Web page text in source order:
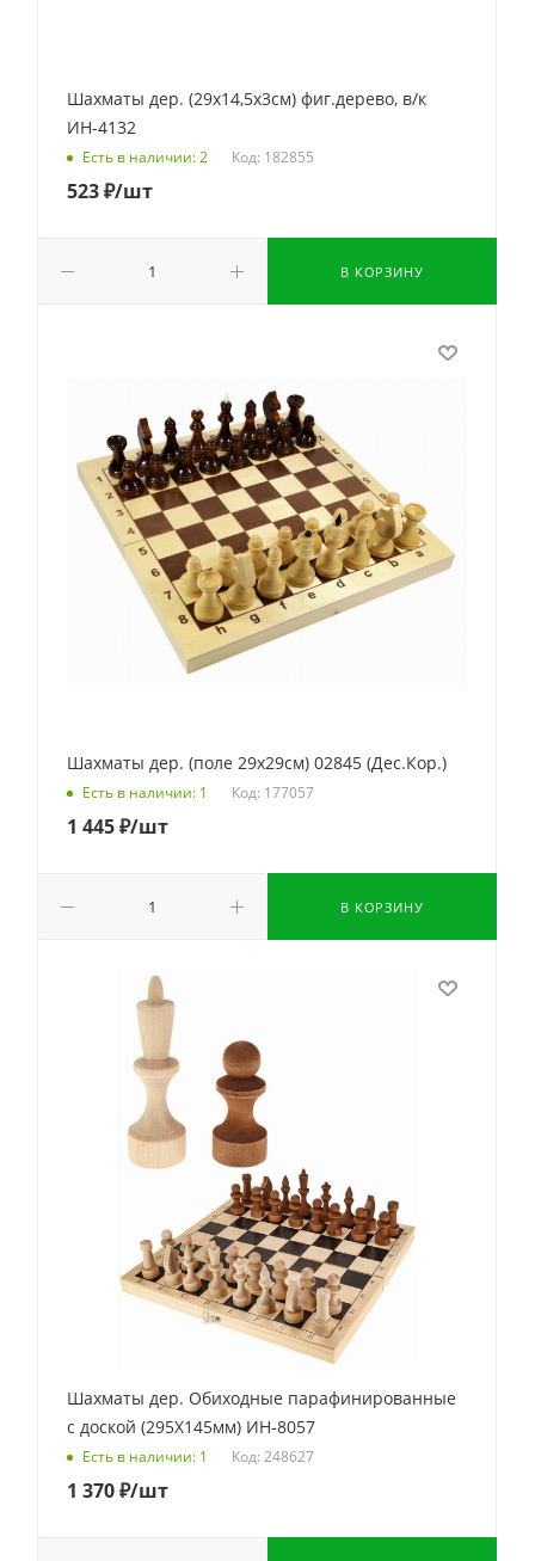
Шахматы дер. (29х14,5х3см) фиг.дерево, в/к
ИН-4132
Есть в наличии: 2 Код: 182855
523₽/шт
В КОРЗИНУ
Шахматы дер. (поле 29х29см) 02845 (Дес.Кор.)
Есть в наличии: 1 Код: 177057
1 445₽/шт
В КОРЗИНУ
Шахматы дер. Обиходные парафинированные
с доской (295Х145мм) ИН-8057
Есть в наличии: 1 Код: 248627
1 370₽/шт